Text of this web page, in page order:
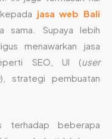
jasa web Bali
sama. Supaya lebih
menawarkan jasa
SEO, UI (user
), strategi pembuatan
terhadap beberapa